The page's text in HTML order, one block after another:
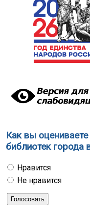
Как вы
библиотек города
Нравится
Не нравится